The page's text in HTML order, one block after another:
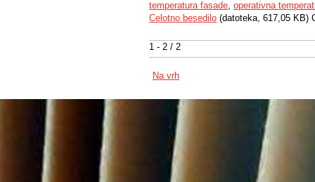
1 - 2 / 2
temperatura fasade, operativna
Celotno besedilo (datoteka, 617,05 KB)
Na vrh